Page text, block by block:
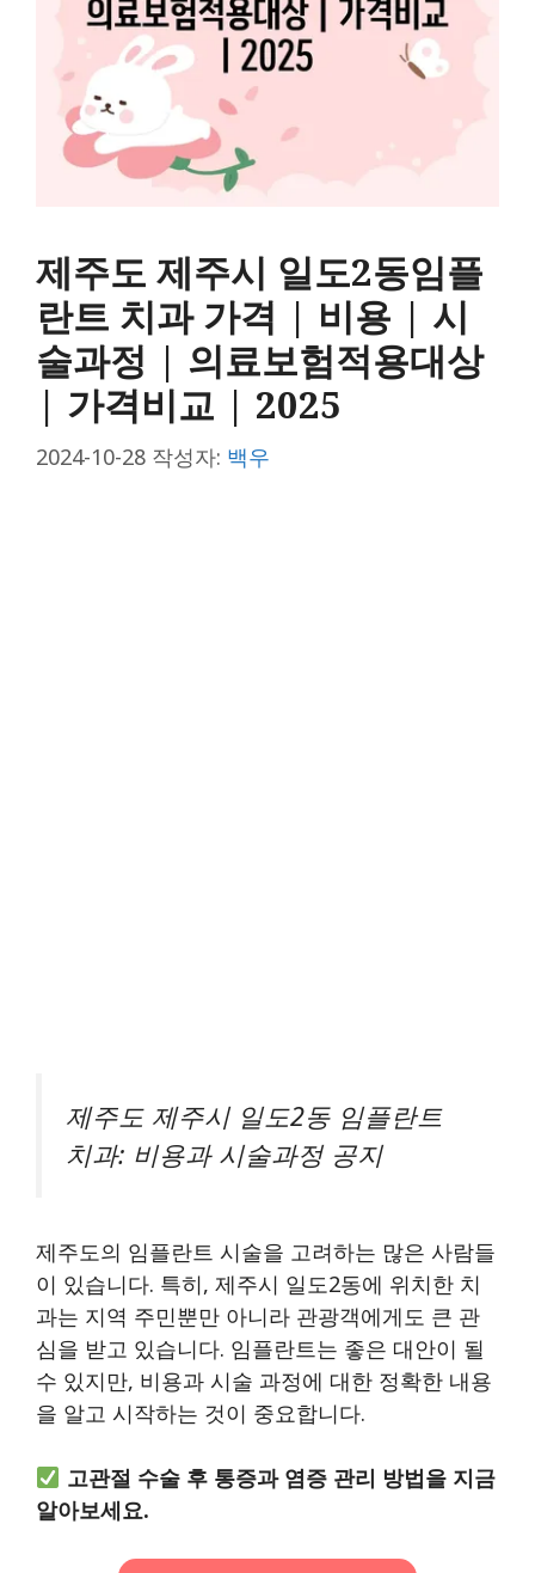
제주도 제주시 일도2동임플
란트 치과 가격 | 비용 | 시
술과정 | 의료보험적용대상
| 가격비교 | 2025
2024-10-28 작성자: 백우
제주도 제주시 일도2동 임플란트
치과: 비용과 시술과정 공지
제주도의 임플란트 시술을 고려하는 많은 사람들
이 있습니다. 특히, 제주시 일도2동에 위치한 치
과는 지역 주민뿐만 아니라 관광객에게도 큰 관
심을 받고 있습니다. 임플란트는 좋은 대안이 될
수 있지만, 비용과 시술 과정에 대한 정확한 내용
을 알고 시작하는 것이 중요합니다.
고관절 수술 후 통증과 염증 관리 방법을 지금
알아보세요.